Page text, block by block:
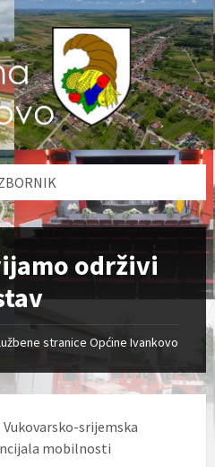
održivi
stranice Općine Ivankovo
srijemska
mobilnosti